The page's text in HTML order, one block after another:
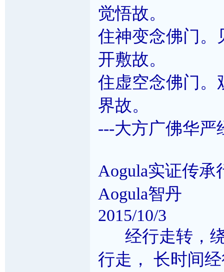
觉悟故。
住神变念佛门。
开敷故。
住虚空念佛门。
界故。
---大方广佛华严
Aogula实证传承
Aogula智丹
2015/10/3
经行走转，绕
行走， 长时间